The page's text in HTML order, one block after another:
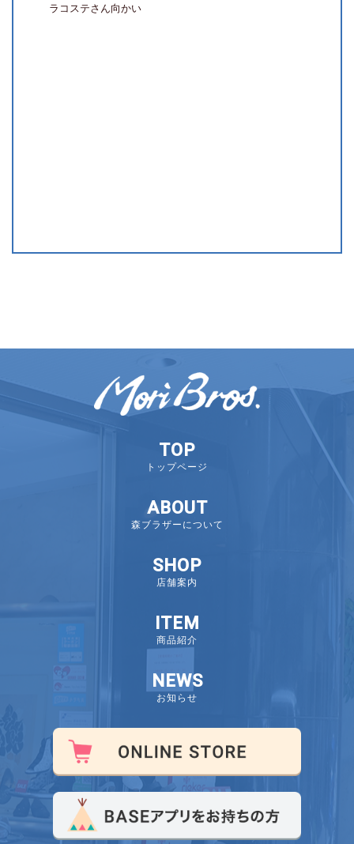
ラコステさん向かい
TOP
トップページ
ABOUT
森ブラザーについて
SHOP
店舗案内
ITEM
商品紹介
NEWS
お知らせ